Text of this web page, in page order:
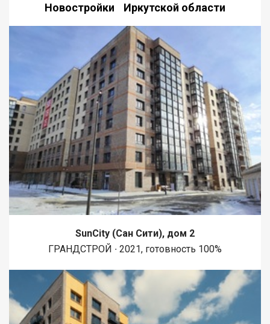
Новостройки Иркутской области
SunCity (Сан Сити), дом 2
ГРАНДСТРОЙ ∙ 2021, готовность 100%